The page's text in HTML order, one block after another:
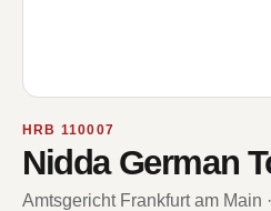
HRB 110007
Nidda German
Amtsgericht Frankfurt am Main